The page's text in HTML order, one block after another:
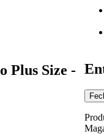
Plus Size -